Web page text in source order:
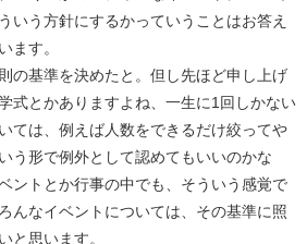
いう方針にするかっていうことはお答え
ます。
の基準を決めたと。但し先ほど申し上げ
式とかありますよね、一生に1回しかない
ては、例えば人数をできるだけ絞ってや
う形で例外として認めてもいいのかな
ントとか行事の中でも、そういう感覚で
んなイベントについては、その基準に照
と思います。